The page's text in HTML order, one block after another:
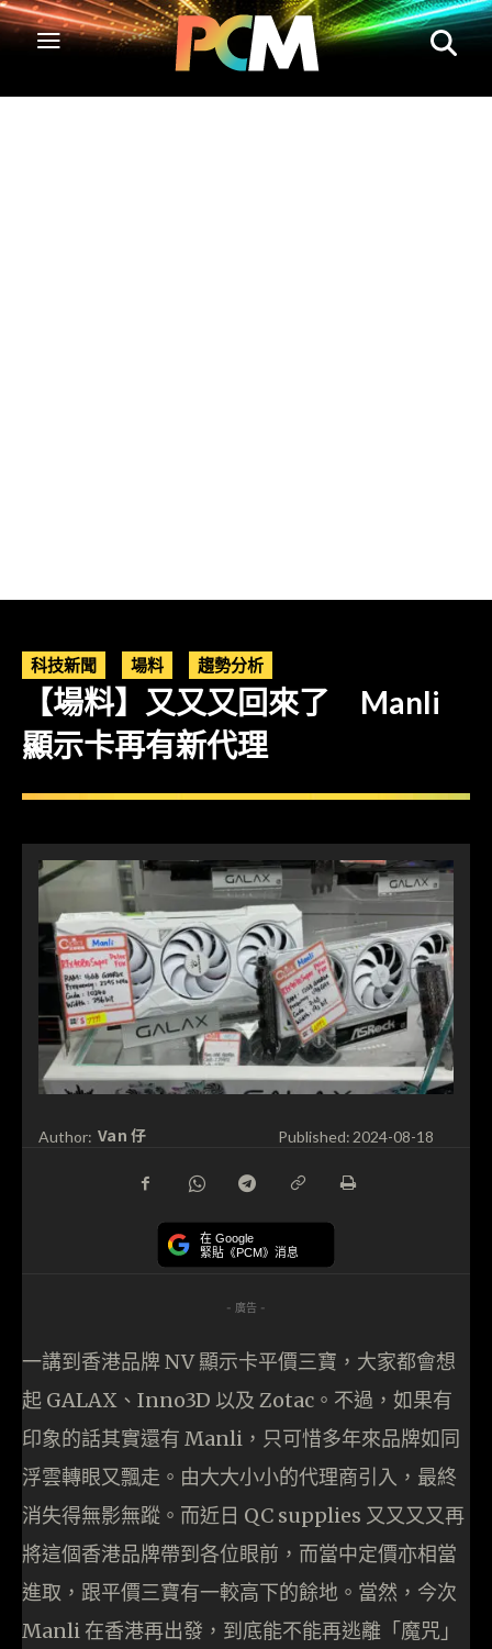
科技新聞 場料 趨勢分析
【場料】又又又回來了 Manli
顯示卡再有新代理
Author: Van 仔 Published: 2024-08-18
在 Google
緊貼《PCM》消息
- 廣告 -
一講到香港品牌 NV 顯示卡平價三寶，大家都會想
起 GALAX、Inno3D 以及 Zotac。不過，如果有
印象的話其實還有 Manli，只可惜多年來品牌如同
浮雲轉眼又飄走。由大大小小的代理商引入，最終
消失得無影無蹤。而近日 QC supplies 又又又又再
將這個香港品牌帶到各位眼前，而當中定價亦相當
進取，跟平價三寶有一較高下的餘地。當然，今次
Manli 在香港再出發，到底能不能再逃離「魔咒」